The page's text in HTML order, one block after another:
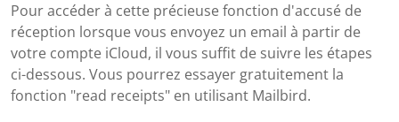
Pour accéder à cette précieuse fonction d'accusé de
réception lorsque vous envoyez un email à partir de
votre compte iCloud, il vous suffit de suivre les étapes
ci-dessous. Vous pourrez essayer gratuitement la
fonction "read receipts" en utilisant Mailbird.